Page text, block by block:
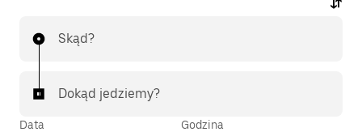
Skąd?
Dokąd jedziemy?
Data Godzina